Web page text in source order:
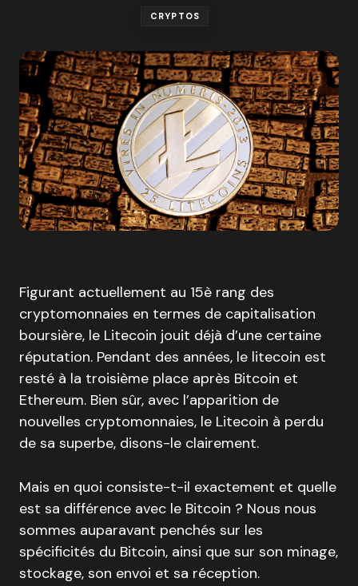
CRYPTOS
Figurant actuellement au 15è rang des
cryptomonnaies en termes de capitalisation
boursière, le Litecoin jouit déjà d’une certaine
réputation. Pendant des années, le litecoin est
resté à la troisième place après Bitcoin et
Ethereum. Bien sûr, avec l’apparition de
nouvelles cryptomonnaies, le Litecoin à perdu
de sa superbe, disons-le clairement.
Mais en quoi consiste-t-il exactement et quelle
est sa différence avec le Bitcoin ? Nous nous
sommes auparavant penchés sur les
spécificités du Bitcoin, ainsi que sur son minage,
stockage, son envoi et sa réception.